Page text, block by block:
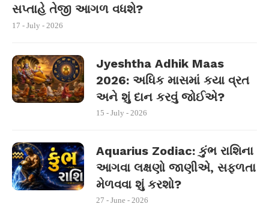
સપ્તાહે તેજી આગળ વધશે?
17 - July - 2026
Jyeshtha Adhik Maas
2026: અધિક માસમાં કયા વ્રત
અને શું દાન કરવું જોઈએ?
15 - July - 2026
Aquarius Zodiac: કુંભ રાશિના
આગવા લક્ષણો જાણીએ, સફળતા
મેળવવા શું કરશો?
27 - June - 2026